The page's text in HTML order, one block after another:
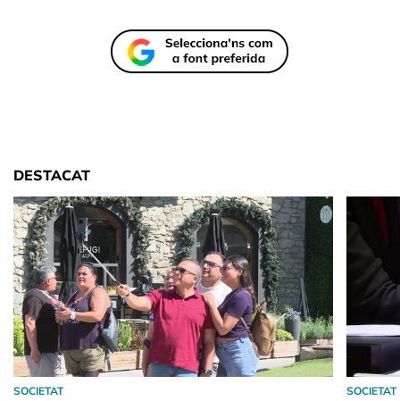
DESTACAT
SOCIETAT SOCIETAT